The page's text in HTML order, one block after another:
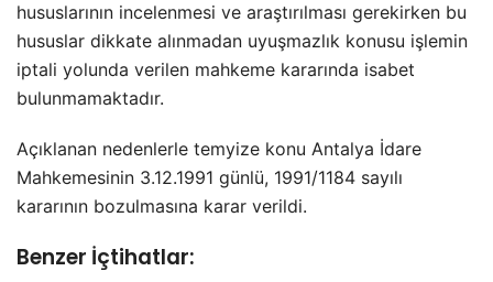
hususlarının incelenmesi ve araştırılması gerekirken bu
hususlar dikkate alınmadan uyuşmazlık konusu işlemin
iptali yolunda verilen mahkeme kararında isabet
bulunmamaktadır.
Açıklanan nedenlerle temyize konu Antalya İdare
Mahkemesinin 3.12.1991 günlü, 1991/1184 sayılı
kararının bozulmasına karar verildi.
Benzer İçtihatlar: